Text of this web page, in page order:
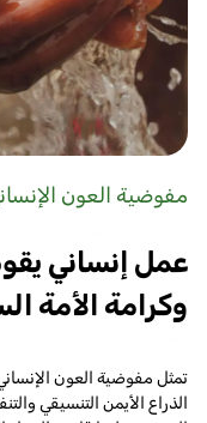
مفوضية العون
عمل إنساني
وكرامة الأمة
الذراع الأيمن التنسيقي